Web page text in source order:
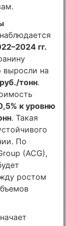
гг.
на
тонн.
к уровню
. Такая
По
(ACG),
ростом